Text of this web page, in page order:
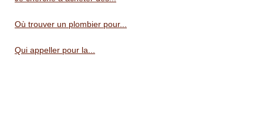
Où trouver un plombier pour...
Qui appeller pour la...